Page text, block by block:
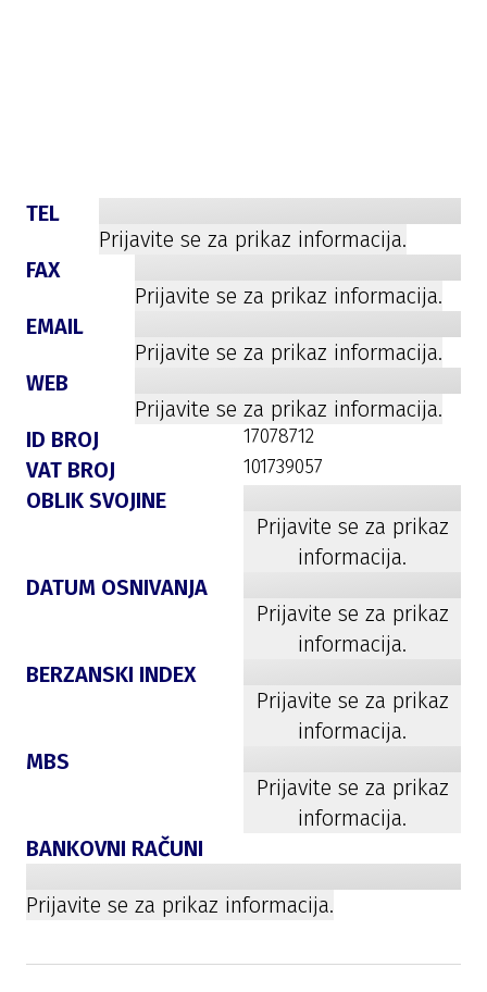
TEL
Prijavite se za prikaz informacija.
FAX
Prijavite se za prikaz informacija.
EMAIL
Prijavite se za prikaz informacija.
WEB
Prijavite se za prikaz informacija.
ID BROJ
17078712
VAT BROJ 101739057
OBLIK SVOJINE
Prijavite se za prikaz
informacija.
DATUM OSNIVANJA
Prijavite se za prikaz
informacija.
BERZANSKI INDEX
Prijavite se za prikaz
informacija.
MBS
Prijavite se za prikaz
informacija.
BANKOVNI RAČUNI
Prijavite se za prikaz informacija.